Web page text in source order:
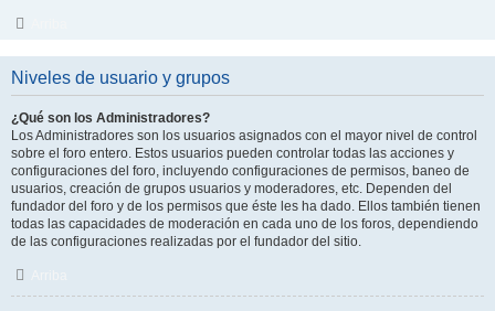
Niveles de usuario y grupos
¿Qué son los Administradores?
Los Administradores son los usuarios asignados con el mayor nivel de control
sobre el foro entero. Estos usuarios pueden controlar todas las acciones y
configuraciones del foro, incluyendo configuraciones de permisos, baneo de
usuarios, creación de grupos usuarios y moderadores, etc. Dependen del
fundador del foro y de los permisos que éste les ha dado. Ellos también tienen
todas las capacidades de moderación en cada uno de los foros, dependiendo
de las configuraciones realizadas por el fundador del sitio.